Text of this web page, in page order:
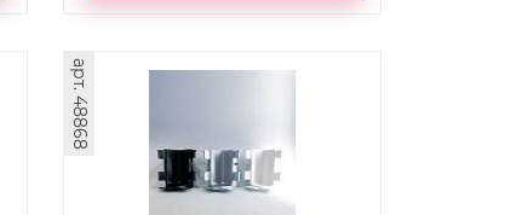
арт. 48868